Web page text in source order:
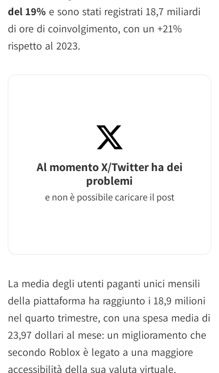
del 19% e sono stati registrati 18,7 miliardi
di ore di coinvolgimento, con un +21%
rispetto al 2023.
Al momento X/Twitter ha dei
problemi
e non è possibile caricare il post
La media degli utenti paganti unici mensili
della piattaforma ha raggiunto i 18,9 milioni
nel quarto trimestre, con una spesa media di
23,97 dollari al mese: un miglioramento che
secondo Roblox è legato a una maggiore
accessibilità della sua valuta virtuale.